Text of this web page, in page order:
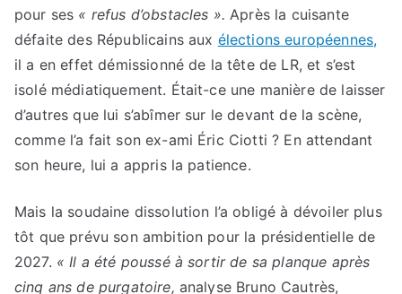
pour ses « refus d’obstacles ». Après la cuisante
défaite des Républicains aux élections européennes,
il a en effet démissionné de la tête de LR, et s’est
isolé médiatiquement. Était-ce une manière de laisser
d’autres que lui s’abîmer sur le devant de la scène,
comme l’a fait son ex-ami Éric Ciotti ? En attendant
son heure, lui a appris la patience.
Mais la soudaine dissolution l’a obligé à dévoiler plus
tôt que prévu son ambition pour la présidentielle de
2027. « Il a été poussé à sortir de sa planque après
cinq ans de purgatoire, analyse Bruno Cautrès,